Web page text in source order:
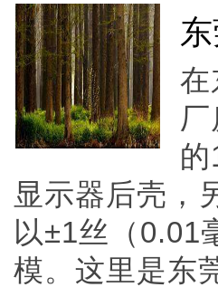
在
显示器后壳，
以±1丝（0.01
模。这里是东